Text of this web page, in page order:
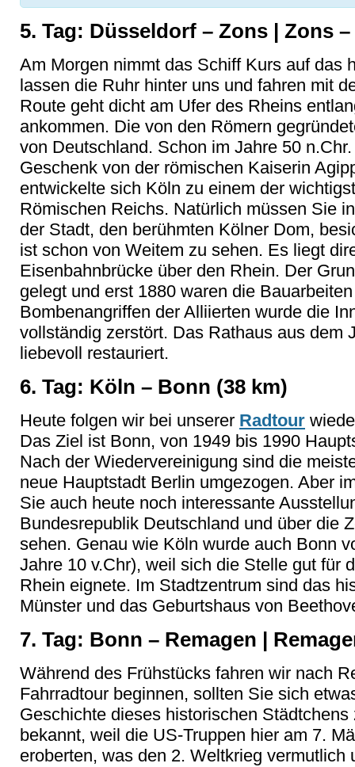
5. Tag: Düsseldorf – Zons | Zons
Am Morgen nimmt das Schiff Kurs auf das
lassen die Ruhr hinter uns und fahren mit
Route geht dicht am Ufer des Rheins
ankommen. Die von den Römern
von Deutschland. Schon im Jahre 50
Geschenk von der römischen Kaiserin
entwickelte sich Köln zu einem der
Römischen Reichs. Natürlich müssen Sie
der Stadt, den berühmten Kölner Dom,
ist schon von Weitem zu sehen. Es liegt
Eisenbahnbrücke über den Rhein. Der
gelegt und erst 1880 waren die
Bombenangriffen der Alliierten wurde die
vollständig zerstört. Das Rathaus aus dem
liebevoll restauriert.
6. Tag: Köln – Bonn (38 km)
Heute folgen wir bei unserer Radtour
Das Ziel ist Bonn, von 1949 bis 1990
Nach der Wiedervereinigung sind die
neue Hauptstadt Berlin umgezogen. Aber
Sie auch heute noch interessante
Bundesrepublik Deutschland und über die
sehen. Genau wie Köln wurde auch Bonn
Jahre 10 v.Chr), weil sich die Stelle gut für
Rhein eignete. Im Stadtzentrum sind das
Münster und das Geburtshaus von
7. Tag: Bonn – Remagen |
Während des Frühstücks fahren wir nach
Fahrradtour beginnen, sollten Sie sich
Geschichte dieses historischen
bekannt, weil die US-Truppen hier am 7.
eroberten, was den 2. Weltkrieg vermutlich